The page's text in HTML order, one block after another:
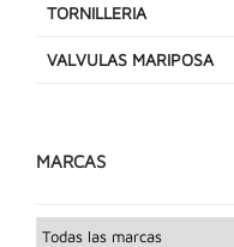
TORNILLERIA
VALVULAS MARIPOSA
MARCAS